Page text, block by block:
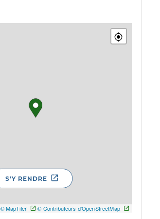
© MapTiler © Contributeurs d'OpenStreetMap
S'Y RENDRE